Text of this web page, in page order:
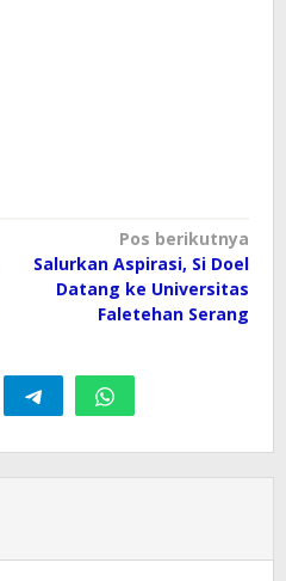
Pos berikutnya
Salurkan Aspirasi, Si Doel
Datang ke Universitas
Faletehan Serang